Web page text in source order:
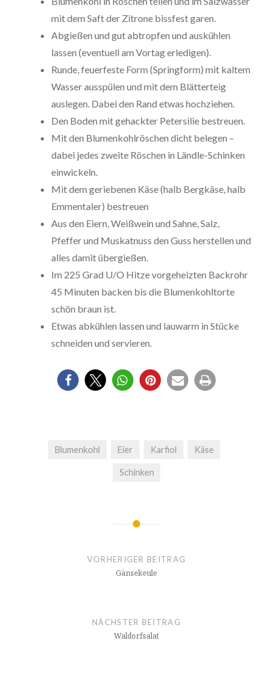
mit dem Saft der Zitrone bissfest garen.
Abgießen und gut abtropfen und auskühlen
lassen (eventuell am Vortag erledigen).
Runde, feuerfeste Form (Springform) mit kaltem
Wasser ausspülen und mit dem Blätterteig
auslegen. Dabei den Rand etwas hochziehen.
Den Boden mit gehackter Petersilie bestreuen.
Mit den Blumenkohlröschen dicht belegen –
dabei jedes zweite Röschen in Ländle-Schinken
einwickeln.
Mit dem geriebenen Käse (halb Bergkäse, halb
Emmentaler) bestreuen
Aus den Eiern, Weißwein und Sahne, Salz,
Pfeffer und Muskatnuss den Guss herstellen und
alles damit übergießen.
Im 225 Grad U/O Hitze vorgeheizten Backrohr
45 Minuten backen bis die Blumenkohltorte
schön braun ist.
Etwas abkühlen lassen und lauwarm in Stücke
schneiden und servieren.
Blumenkohl Eier Karfiol Käse
Schinken
NavigationVORHERIGER BEITRAG
Gänsekeule
NÄCHSTER BEITRAG
Waldorfsalat